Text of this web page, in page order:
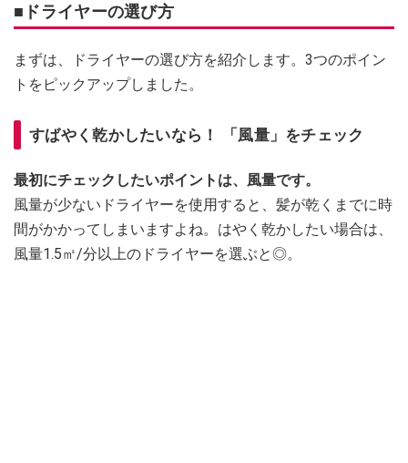
■ドライヤーの選び方
まずは、ドライヤーの選び方を紹介します。3つのポイン
トをピックアップしました。
すばやく乾かしたいなら！ 「風量」をチェック
最初にチェックしたいポイントは、風量です。
風量が少ないドライヤーを使用すると、髪が乾くまでに時
間がかかってしまいますよね。はやく乾かしたい場合は、
風量1.5㎥/分以上のドライヤーを選ぶと◎。